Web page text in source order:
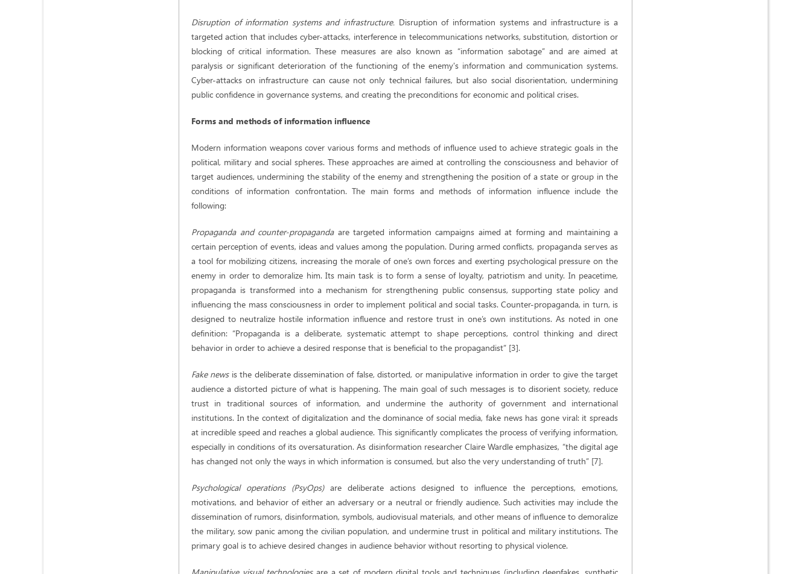
Disruption of information systems and infrastructure. Disruption of information systems and infrastructure is a
targeted action that includes cyber-attacks, interference in telecommunications networks, substitution, distortion or
blocking of critical information. These measures are also known as “information sabotage” and are aimed at
paralysis or significant deterioration of the functioning of the enemy's information and communication systems.
Cyber-attacks on infrastructure can cause not only technical failures, but also social disorientation, undermining
public confidence in governance systems, and creating the preconditions for economic and political crises.
Forms and methods of information influence
Modern information weapons cover various forms and methods of influence used to achieve strategic goals in the
political, military and social spheres. These approaches are aimed at controlling the consciousness and behavior of
target audiences, undermining the stability of the enemy and strengthening the position of a state or group in the
conditions of information confrontation. The main forms and methods of information influence include the
following:
Propaganda and counter-propaganda are targeted information campaigns aimed at forming and maintaining a
certain perception of events, ideas and values ​​among the population. During armed conflicts, propaganda serves as
a tool for mobilizing citizens, increasing the morale of one’s own forces and exerting psychological pressure on the
enemy in order to demoralize him. Its main task is to form a sense of loyalty, patriotism and unity. In peacetime,
propaganda is transformed into a mechanism for strengthening public consensus, supporting state policy and
influencing the mass consciousness in order to implement political and social tasks. Counter-propaganda, in turn, is
designed to neutralize hostile information influence and restore trust in one’s own institutions. As noted in one
definition: “Propaganda is a deliberate, systematic attempt to shape perceptions, control thinking and direct
behavior in order to achieve a desired response that is beneficial to the propagandist” [3].
Fake news is the deliberate dissemination of false, distorted, or manipulative information in order to give the target
audience a distorted picture of what is happening. The main goal of such messages is to disorient society, reduce
trust in traditional sources of information, and undermine the authority of government and international
institutions. In the context of digitalization and the dominance of social media, fake news has gone viral: it spreads
at incredible speed and reaches a global audience. This significantly complicates the process of verifying information,
especially in conditions of its oversaturation. As disinformation researcher Claire Wardle emphasizes, “the digital age
has changed not only the ways in which information is consumed, but also the very understanding of truth” [7].
Psychological operations (PsyOps) are deliberate actions designed to influence the perceptions, emotions,
motivations, and behavior of either an adversary or a neutral or friendly audience. Such activities may include the
dissemination of rumors, disinformation, symbols, audiovisual materials, and other means of influence to demoralize
the military, sow panic among the civilian population, and undermine trust in political and military institutions. The
primary goal is to achieve desired changes in audience behavior without resorting to physical violence.